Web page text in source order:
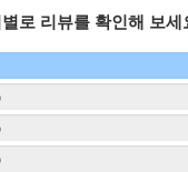
상냥한 시선
린 시절에서 길어 올
로 돌아갔다고 합니다
리에 대해 쓰며, 중심
로 리뷰를 확인해 보세